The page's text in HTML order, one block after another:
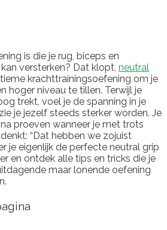
is die je rug, biceps en
versterken? Dat klopt, neutral
krachttrainingsoefening om je
hoger niveau te tillen. Terwijl je
trekt, voel je de spanning in je
je jezelf steeds sterker worden. Je
proeven wanneer je met trots
“Dat hebben we zojuist
je eigenlijk de perfecte neutral grip
en ontdek alle tips en tricks die je
maar lonende oefening